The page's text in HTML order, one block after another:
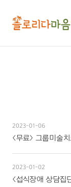
미술심리치료
미술심리상담사
2023-01-06
<무료> 그룹미술
2023-01-02
<섭식장애 상담집